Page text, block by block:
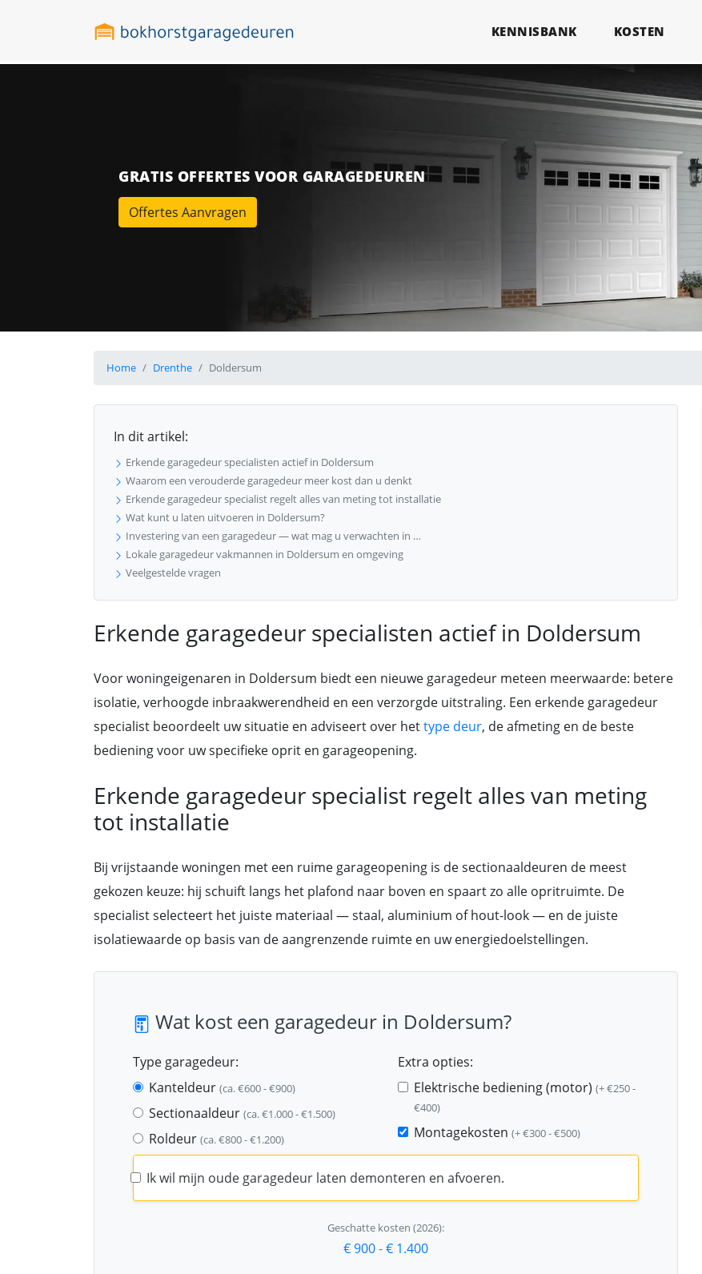
KENNISBANK KOSTEN
GRATIS OFFERTES VOOR GARAGEDEUREN
Offertes Aanvragen
Home Drenthe Doldersum
In dit artikel:
Erkende garagedeur specialisten actief in Doldersum
Waarom een verouderde garagedeur meer kost dan u denkt
Erkende garagedeur specialist regelt alles van meting tot installatie
Wat kunt u laten uitvoeren in Doldersum?
Investering van een garagedeur — wat mag u verwachten in …
Lokale garagedeur vakmannen in Doldersum en omgeving
Veelgestelde vragen
Erkende garagedeur specialisten actief in Doldersum
Voor woningeigenaren in Doldersum biedt een nieuwe garagedeur meteen meerwaarde: betere
isolatie, verhoogde inbraakwerendheid en een verzorgde uitstraling. Een erkende garagedeur
specialist beoordeelt uw situatie en adviseert over hettype deur, de afmeting en de beste
bediening voor uw specifieke oprit en garageopening.
Erkende garagedeur specialist regelt alles van meting
tot installatie
Bij vrijstaande woningen met een ruime garageopening is de sectionaaldeuren de meest
gekozen keuze: hij schuift langs het plafond naar boven en spaart zo alle opritruimte. De
specialist selecteert het juiste materiaal — staal, aluminium of hout-look — en de juiste
isolatiewaarde op basis van de aangrenzende ruimte en uw energiedoelstellingen.
Wat kost een garagedeur in Doldersum?
Type garagedeur:
Kanteldeur (ca. €600 - €900)
Sectionaaldeur (ca. €1.000 - €1.500)
Roldeur (ca. €800 - €1.200)
Extra opties:
Elektrische bediening (motor) (+ €250 -
€400)
Montagekosten (+ €300 - €500)
Ik wil mijn oude garagedeur laten demonteren en afvoeren.
Geschatte kosten (2026):
€ 900-€ 1.400